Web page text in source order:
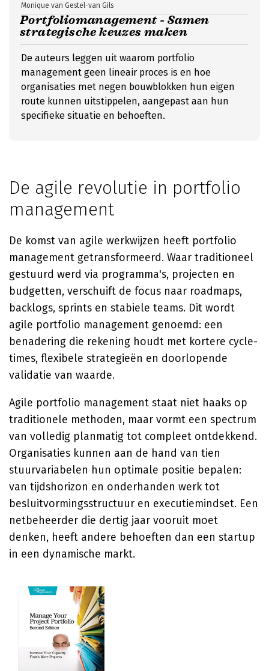
Portfoliomanagement - Samen
strategische keuzes maken
Monique van Gestel-van Gils
De auteurs leggen uit waarom portfolio
management geen lineair proces is en hoe
organisaties met negen bouwblokken hun eigen
route kunnen uitstippelen, aangepast aan hun
specifieke situatie en behoeften.
De agile revolutie in portfolio
management
De komst van agile werkwijzen heeft portfolio
management getransformeerd. Waar traditioneel
gestuurd werd via programma's, projecten en
budgetten, verschuift de focus naar roadmaps,
backlogs, sprints en stabiele teams. Dit wordt
agile portfolio management genoemd: een
benadering die rekening houdt met kortere cycle-
times, flexibele strategieën en doorlopende
validatie van waarde.
Agile portfolio management staat niet haaks op
traditionele methoden, maar vormt een spectrum
van volledig planmatig tot compleet ontdekkend.
Organisaties kunnen aan de hand van tien
stuurvariabelen hun optimale positie bepalen:
van tijdshorizon en onderhanden werk tot
besluitvormingsstructuur en executiemindset. Een
netbeheerder die dertig jaar vooruit moet
denken, heeft andere behoeften dan een startup
in een dynamische markt.